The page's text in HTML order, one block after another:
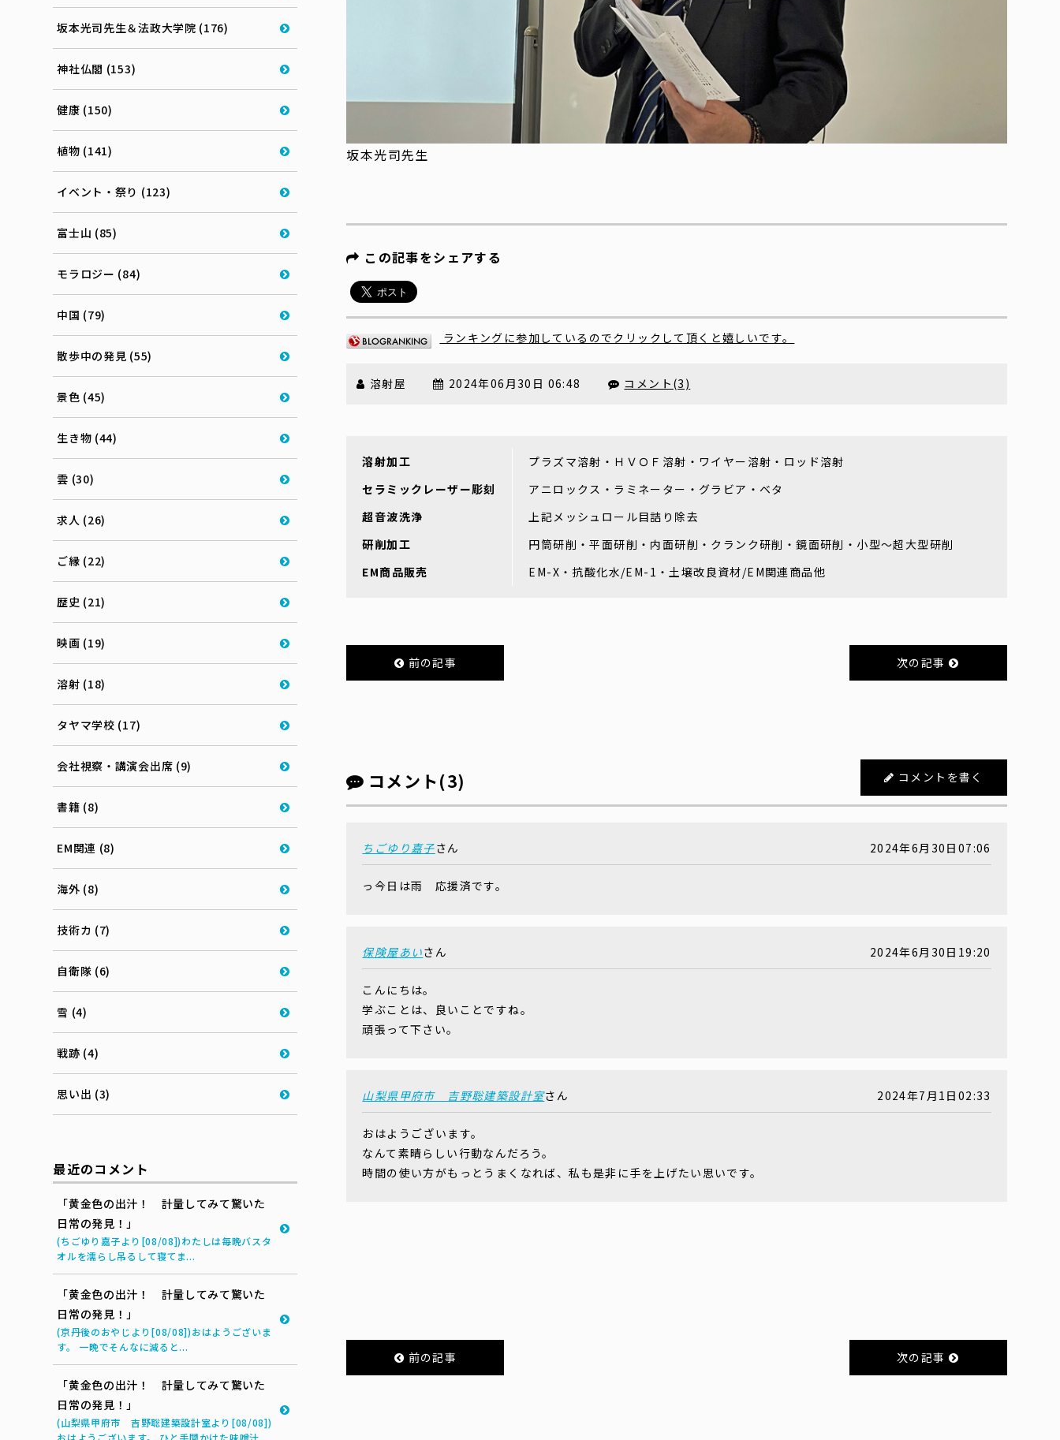
坂本光司先生
この記事をシェアする
ランキングに参加しているのでクリックして頂くと嬉しいです。
溶射屋 2024年06月30日 06:48 コメント(3)
溶射加工
プラズマ溶射・ＨＶＯＦ溶射・ワイヤー溶射・ロッド溶射
セラミックレーザー彫刻
アニロックス・ラミネーター・グラビア・ベタ
超音波洗浄
上記メッシュロール目詰り除去
研削加工
円筒研削・平面研削・内面研削・クランク研削・鏡面研削・小型～超大型研削
EM商品販売
EM-X・抗酸化水/EM-1・土壌改良資材/EM関連商品他
前の記事 次の記事
コメント(3) コメントを書く
ちごゆり嘉子さん 2024年6月30日07:06
っ今日は雨 応援済です。
保険屋あいさん 2024年6月30日19:20
こんにちは。
学ぶことは、良いことですね。
頑張って下さい。
山梨県甲府市 吉野聡建築設計室さん 2024年7月1日02:33
おはようございます。
なんて素晴らしい行動なんだろう。
時間の使い方がもっとうまくなれば、私も是非に手を上げたい思いです。
前の記事 次の記事
坂本光司先生＆法政大学院 (176)
神社仏閣 (153)
健康 (150)
植物 (141)
イベント・祭り (123)
富士山 (85)
モラロジー (84)
中国 (79)
散歩中の発見 (55)
景色 (45)
生き物 (44)
雲 (30)
求人 (26)
ご縁 (22)
歴史 (21)
映画 (19)
溶射 (18)
タヤマ学校 (17)
会社視察・講演会出席 (9)
書籍 (8)
EM関連 (8)
海外 (8)
技術カ (7)
自衛隊 (6)
雪 (4)
戦跡 (4)
思い出 (3)
最近のコメント
「黄金色の出汁！ 計量してみて驚いた
日常の発見！」
(ちごゆり嘉子より[08/08])わたしは毎晩バスタ
オルを濡らし吊るして寝てま...
「黄金色の出汁！ 計量してみて驚いた
日常の発見！」
(京丹後のおやじより[08/08])おはようございま
す。 一晩でそんなに減ると...
「黄金色の出汁！ 計量してみて驚いた
日常の発見！」
(山梨県甲府市 吉野聡建築設計室より[08/08])
おはようございます。 ひと手間かけた味噌汁...